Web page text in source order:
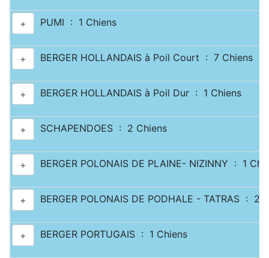
+ PUMI : 1 Chiens
+ BERGER HOLLANDAIS à Poil Court : 7 Chiens
+ BERGER HOLLANDAIS à Poil Dur : 1 Chiens
+ SCHAPENDOES : 2 Chiens
+ BERGER POLONAIS DE PLAINE- NIZINNY : 1
+ BERGER POLONAIS DE PODHALE - TATRAS : 2
+ BERGER PORTUGAIS : 1 Chiens